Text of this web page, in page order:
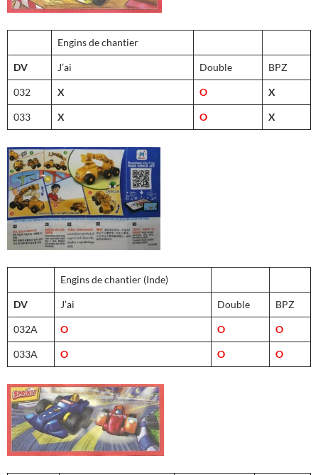
Engins de chantier
DV J’ai Double BPZ
032 X O X
033 X O X
Engins de chantier (Inde)
DV J’ai Double BPZ
032A O O O
033A O O O